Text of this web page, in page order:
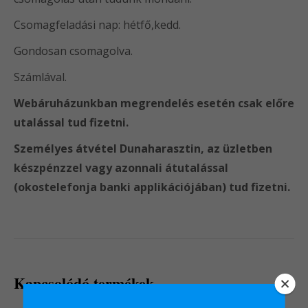
Csomagfeladási nap: hétfő,kedd.
Gondosan csomagolva.
Számlával.
Webáruházunkban megrendelés esetén csak előre
utalással tud fizetni.
Személyes átvétel Dunaharasztin, az üzletben
készpénzzel vagy azonnali átutalással
(okostelefonja banki applikációjában) tud fizetni.
Kapcsolódó termékek